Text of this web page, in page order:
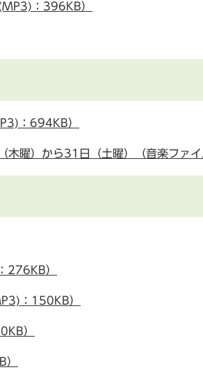
：396KB）
：694KB）
曜）から31日（土曜）（音楽ファ
276KB）
：150KB）
）